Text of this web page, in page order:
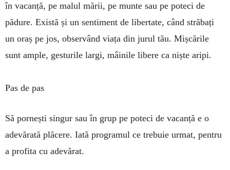
în vacanță, pe malul mării, pe munte sau pe poteci de
pădure. Există și un sen­ti­ment de libertate, când stră­­bați
un oraș pe jos, ob­servând via­ța din jurul tău. Miș­cările
sunt ample, gesturile largi, mâinile libere ca niște aripi.
Pas de pas
Să pornești singur sau în grup pe poteci de vacanță e o
adevărată plă­cere. Iată programul ce trebuie ur­mat, pentru
a profita cu adevărat.